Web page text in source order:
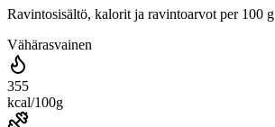
Ravintosisältö, kalorit ja ravintoarvot per 100 g
Vähärasvainen
355
kcal/100g